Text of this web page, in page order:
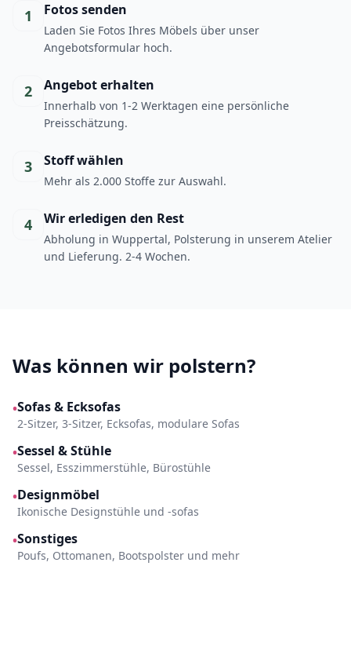
1 Fotos senden
Laden Sie Fotos Ihres Möbels über unser
Angebotsformular hoch.
2 Angebot erhalten
Innerhalb von 1-2 Werktagen eine persönliche
Preisschätzung.
3 Stoff wählen
Mehr als 2.000 Stoffe zur Auswahl.
4 Wir erledigen den Rest
Abholung in Wuppertal, Polsterung in unserem Atelier
und Lieferung. 2-4 Wochen.
Was können wir polstern?
•Sofas & Ecksofas
2-Sitzer, 3-Sitzer, Ecksofas, modulare Sofas
•Sessel & Stühle
Sessel, Esszimmerstühle, Bürostühle
•Designmöbel
Ikonische Designstühle und -sofas
•Sonstiges
Poufs, Ottomanen, Bootspolster und mehr